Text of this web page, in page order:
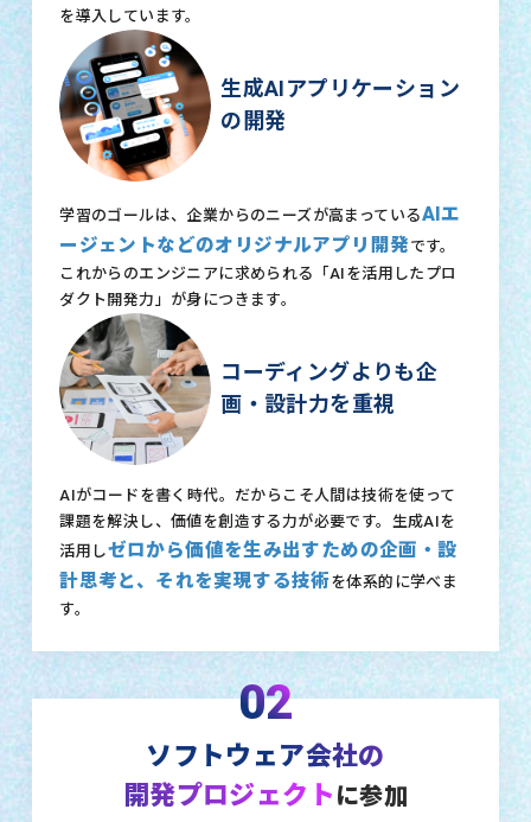
を導入しています。
生成AIアプリケーション
の開発
学習のゴールは、企業からのニーズが高まっているAIエ
ージェントなどのオリジナルアプリ開発です。
これからのエンジニアに求められる「AIを活用したプロ
ダクト開発力」が身につきます。
コーディングよりも企
画・設計力を重視
AIがコードを書く時代。だからこそ人間は技術を使って
課題を解決し、価値を創造する力が必要です。生成AIを
活用しゼロから価値を生み出すための企画・設
計思考と、それを実現する技術を体系的に学べま
す。
02
ソフトウェア会社の
開発プロジェクト に参加